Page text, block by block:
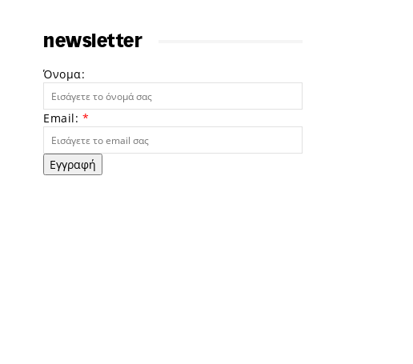
newsletter
Όνομα:
Email: *
Εγγραφή